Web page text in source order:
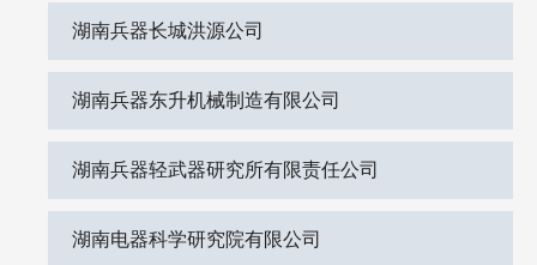
湖南兵器长城洪源公司
湖南兵器东升机械制造有限公司
湖南兵器轻武器研究所有限责任公司
湖南电器科学研究院有限公司